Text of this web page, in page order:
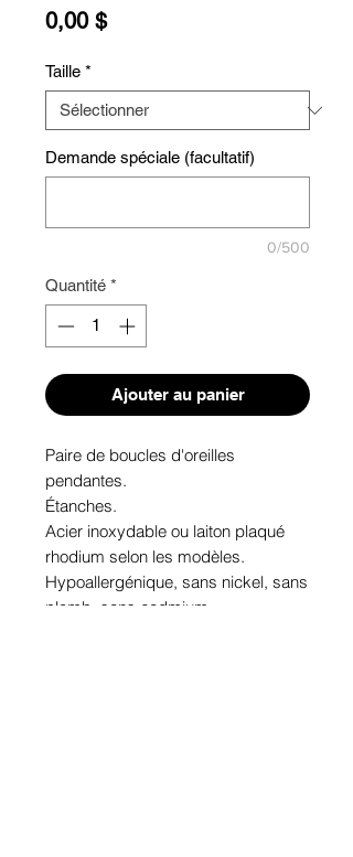
0,00 $Prix
Taille *
Demande spéciale (facultatif)
0/500
Quantité *
Ajouter au panier
Paire de boucles d'oreilles
pendantes.
Étanches.
Acier inoxydable ou laiton plaqué
rhodium selon les modèles.
Hypoallergénique, sans nickel, sans
plomb, sans cadmium.